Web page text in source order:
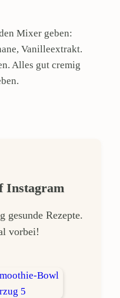
Mixer geben:
Vanilleextrakt.
Alles gut cremig
Instagram
gesunde Rezepte.
vorbei!